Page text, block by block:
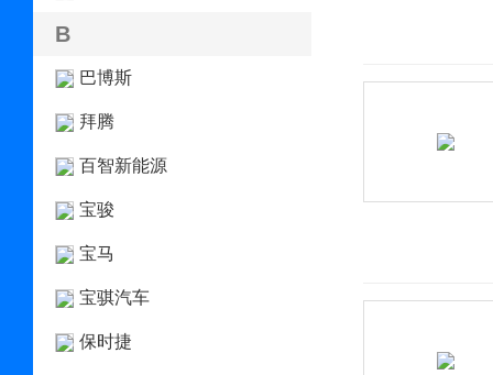
B
巴博斯
拜腾
百智新能源
宝骏
宝马
宝骐汽车
保时捷